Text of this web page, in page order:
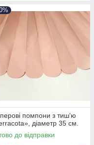
помпони з тиш'ю
діаметр 35 см.
до відправки